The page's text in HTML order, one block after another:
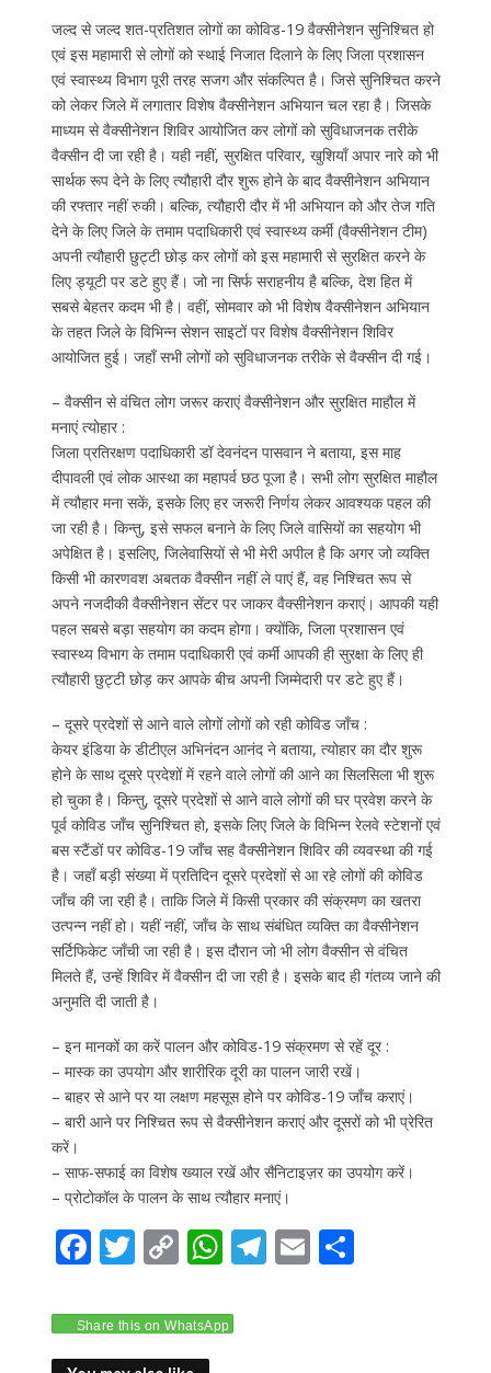
जल्द से जल्द शत-प्रतिशत लोगों का कोविड-19 वैक्सीनेशन सुनिश्चित हो
एवं इस महामारी से लोगों को स्थाई निजात दिलाने के लिए जिला प्रशासन
एवं स्वास्थ्य विभाग पूरी तरह सजग और संकल्पित है। जिसे सुनिश्चित करने
को लेकर जिले में लगातार विशेष वैक्सीनेशन अभियान चल रहा है। जिसके
माध्यम से वैक्सीनेशन शिविर आयोजित कर लोगों को सुविधाजनक तरीके
वैक्सीन दी जा रही है। यही नहीं, सुरक्षित परिवार, खुशियाँ अपार नारे को भी
सार्थक रूप देने के लिए त्यौहारी दौर शुरू होने के बाद वैक्सीनेशन अभियान
की रफ्तार नहीं रुकी। बल्कि, त्यौहारी दौर में भी अभियान को और तेज गति
देने के लिए जिले के तमाम पदाधिकारी एवं स्वास्थ्य कर्मी (वैक्सीनेशन टीम)
अपनी त्यौहारी छुट्टी छोड़ कर लोगों को इस महामारी से सुरक्षित करने के
लिए ड्यूटी पर डटे हुए हैं। जो ना सिर्फ सराहनीय है बल्कि, देश हित में
सबसे बेहतर कदम भी है। वहीं, सोमवार को भी विशेष वैक्सीनेशन अभियान
के तहत जिले के विभिन्न सेशन साइटों पर विशेष वैक्सीनेशन शिविर
आयोजित हुई। जहाँ सभी लोगों को सुविधाजनक तरीके से वैक्सीन दी गई।
– वैक्सीन से वंचित लोग जरूर कराएं वैक्सीनेशन और सुरक्षित माहौल में
मनाएं त्योहार :
जिला प्रतिरक्षण पदाधिकारी डॉ देवनंदन पासवान ने बताया, इस माह
दीपावली एवं लोक आस्था का महापर्व छठ पूजा है। सभी लोग सुरक्षित माहौल
में त्यौहार मना सकें, इसके लिए हर जरूरी निर्णय लेकर आवश्यक पहल की
जा रही है। किन्तु, इसे सफल बनाने के लिए जिले वासियों का सहयोग भी
अपेक्षित है। इसलिए, जिलेवासियों से भी मेरी अपील है कि अगर जो व्यक्ति
किसी भी कारणवश अबतक वैक्सीन नहीं ले पाएं हैं, वह निश्चित रूप से
अपने नजदीकी वैक्सीनेशन सेंटर पर जाकर वैक्सीनेशन कराएं। आपकी यही
पहल सबसे बड़ा सहयोग का कदम होगा। क्योंकि, जिला प्रशासन एवं
स्वास्थ्य विभाग के तमाम पदाधिकारी एवं कर्मी आपकी ही सुरक्षा के लिए ही
त्यौहारी छुट्टी छोड़ कर आपके बीच अपनी जिम्मेदारी पर डटे हुए हैं।
– दूसरे प्रदेशों से आने वाले लोगों लोगों को रही कोविड जाँच :
केयर इंडिया के डीटीएल अभिनंदन आनंद ने बताया, त्योहार का दौर शुरू
होने के साथ दूसरे प्रदेशों में रहने वाले लोगों की आने का सिलसिला भी शुरू
हो चुका है। किन्तु, दूसरे प्रदेशों से आने वाले लोगों की घर प्रवेश करने के
पूर्व कोविड जाँच सुनिश्चित हो, इसके लिए जिले के विभिन्न रेलवे स्टेशनों एवं
बस स्टैंडों पर कोविड-19 जाँच सह वैक्सीनेशन शिविर की व्यवस्था की गई
है। जहाँ बड़ी संख्या में प्रतिदिन दूसरे प्रदेशों से आ रहे लोगों की कोविड
जाँच की जा रही है। ताकि जिले में किसी प्रकार की संक्रमण का खतरा
उत्पन्न नहीं हो। यहीं नहीं, जाँच के साथ संबंधित व्यक्ति का वैक्सीनेशन
सर्टिफिकेट जाँची जा रही है। इस दौरान जो भी लोग वैक्सीन से वंचित
मिलते हैं, उन्हें शिविर में वैक्सीन दी जा रही है। इसके बाद ही गंतव्य जाने की
अनुमति दी जाती है।
– इन मानकों का करें पालन और कोविड-19 संक्रमण से रहें दूर :
– मास्क का उपयोग और शारीरिक दूरी का पालन जारी रखें।
– बाहर से आने पर या लक्षण महसूस होने पर कोविड-19 जाँच कराएं।
– बारी आने पर निश्चित रूप से वैक्सीनेशन कराएं और दूसरों को भी प्रेरित
करें।
– साफ-सफाई का विशेष ख्याल रखें और सैनिटाइज़र का उपयोग करें।
– प्रोटोकॉल के पालन के साथ त्यौहार मनाएं।
F
e
b
T
itt
er
C
p
y
W
at
T E S
Share this on WhatsApp